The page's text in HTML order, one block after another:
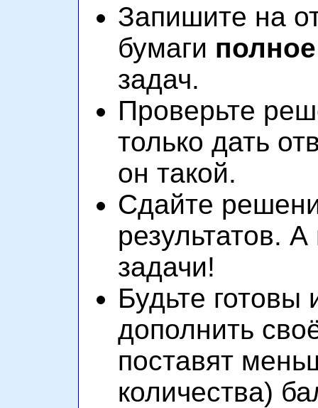
Запишите на
бумаги полное
задач.
Проверьте
только дать
он такой.
Сдайте
результатов.
задачи!
Будьте готовы
дополнить
поставят
количества)